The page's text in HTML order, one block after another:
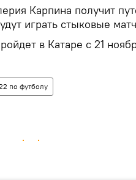
Карпина получит
играть стыковые
в Катаре с 21
по футболу